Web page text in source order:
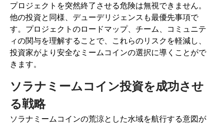
プロジェクトを突然終了させる危険は無視できません。
他の投資と同様、デューデリジェンスも最優先事項で
す。プロジェクトのロードマップ、チーム、コミュニテ
ィの関与を理解することで、これらのリスクを軽減し、
投資家がより安全なミームコインの選択に導くことがで
きます。
ソラナミームコイン投資を成功させ
る戦略
ソラナミームコインの荒涼とした水域を航行する意図が